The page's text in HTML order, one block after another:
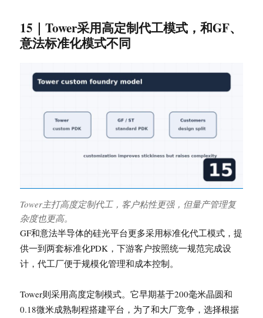
15｜Tower采用高定制代工模式，和GF、
意法标准化模式不同
Tower主打高度定制代工，客户粘性更强，但量产管理复
杂度也更高。
GF和意法半导体的硅光平台更多采用标准化代工模式，提
供一到两套标准化PDK，下游客户按照统一规范完成设
计，代工厂便于规模化管理和成本控制。
Tower则采用高度定制模式。它早期基于200毫米晶圆和
0.18微米成熟制程搭建平台，为了和大厂竞争，选择根据